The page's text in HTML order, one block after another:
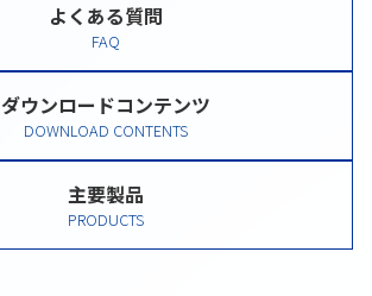
よくある質問
FAQ
ダウンロードコンテンツ
DOWNLOAD CONTENTS
主要製品
PRODUCTS